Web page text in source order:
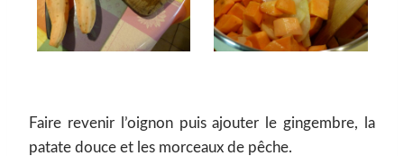
Faire revenir l’oignon puis ajouter le gingembre, la
patate douce et les morceaux de pêche.